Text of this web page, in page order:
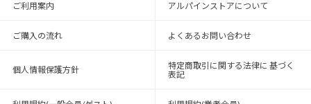
ご利用案内 アルパインストアについて
ご購入の流れ よくあるお問い合わせ
個人情報保護方針
特定商取引に関する法律に 基づく
表記